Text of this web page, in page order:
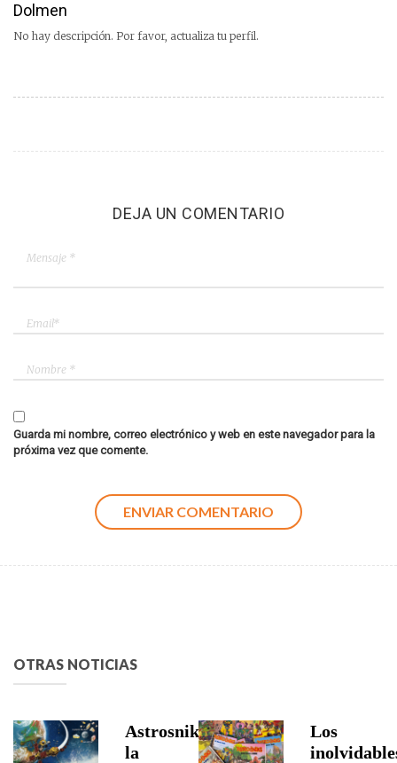
Dolmen
No hay descripción. Por favor, actualiza tu perfil.
DEJA UN COMENTARIO
Guarda mi nombre, correo electrónico y web en este navegador para la
próxima vez que comente.
OTRAS NOTICIAS
Astrosniks,
la
Los